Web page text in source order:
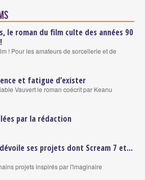
le roman du film culte des années 90
! Pour les amateurs de sorcellerie et de
et fatigue d’exister
Vauvert le roman coécrit par Keanu
par la rédaction
ses projets dont Scream 7 et...
projets inspirés par l'imaginaire